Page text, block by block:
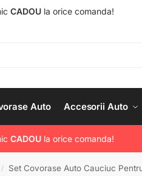
CADOU la orice comanda!
Auto Accesorii Auto
CADOU la orice comanda!
/ Set Covorase Auto Cauciuc